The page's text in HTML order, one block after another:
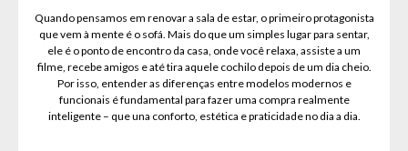
Quando pensamos em renovar a sala de estar, o primeiro protagonista
que vem à mente é o sofá. Mais do que um simples lugar para sentar,
ele é o ponto de encontro da casa, onde você relaxa, assiste a um
filme, recebe amigos e até tira aquele cochilo depois de um dia cheio.
Por isso, entender as diferenças entre modelos modernos e
funcionais é fundamental para fazer uma compra realmente
inteligente – que una conforto, estética e praticidade no dia a dia.